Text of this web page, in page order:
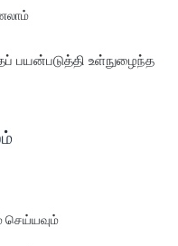
பயன்படுத்தி உள்நுழைந்த
செய்யவும்